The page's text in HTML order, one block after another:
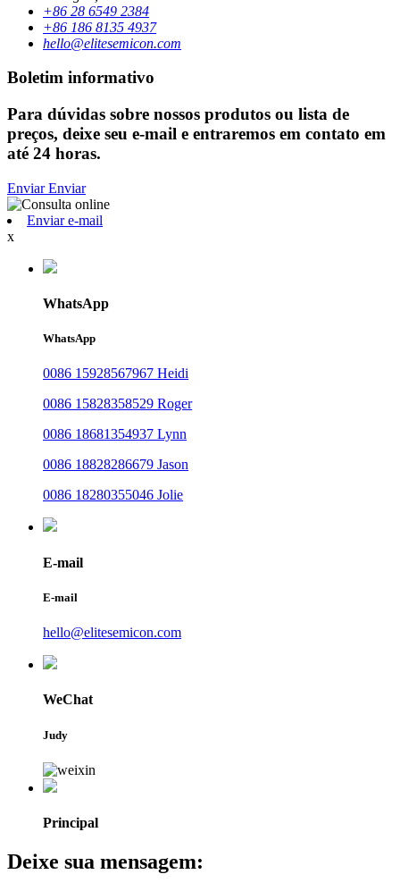
+86 28 6549 2384
+86 186 8135 4937
hello@elitesemicon.com
Boletim informativo
Para dúvidas sobre nossos produtos ou lista de
preços, deixe seu e-mail e entraremos em contato em
até 24 horas.
Enviar Enviar
Enviar e-mail
x
WhatsApp
WhatsApp
0086 15928567967 Heidi
0086 15828358529 Roger
0086 18681354937 Lynn
0086 18828286679 Jason
0086 18280355046 Jolie
E-mail
E-mail
hello@elitesemicon.com
WeChat
Judy
Principal
Deixe sua mensagem: